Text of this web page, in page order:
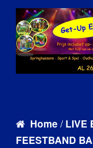
Home /LIVE
FEESTBAND